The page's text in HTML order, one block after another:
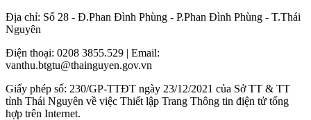
Địa chỉ: Số 28 - Đ.Phan Đình Phùng - P.Phan Đình Phùng - T.Thái
Nguyên
Điện thoại: 0208 3855.529 | Email:
vanthu.btgtu@thainguyen.gov.vn
Giấy phép số: 230/GP-TTĐT ngày 23/12/2021 của Sở TT & TT
tỉnh Thái Nguyên về việc Thiết lập Trang Thông tin điện tử tổng
hợp trên Internet.